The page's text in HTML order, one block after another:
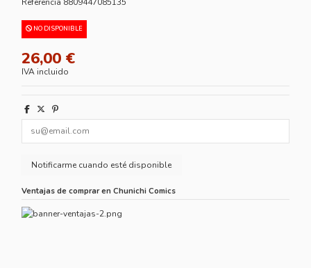
Referencia 8809447085135
NO DISPONIBLE
26,00 €
IVA incluido
Ventajas de comprar en Chunichi Comics